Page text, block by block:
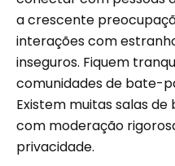
a crescente
interações com
inseguros. Fiquem
comunidades de bate-
Existem muitas salas
com moderação
privacidade.